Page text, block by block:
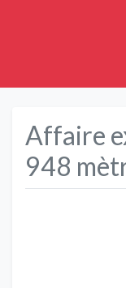
Affaire
948